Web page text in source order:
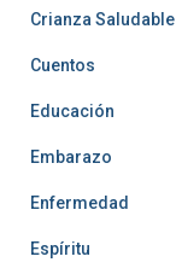
Crianza Saludable
Cuentos
Educación
Embarazo
Enfermedad
Espíritu